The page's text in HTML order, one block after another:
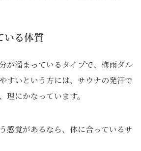
いる体質
が溜まっているタイプで、梅雨ダル
すいという方には、サウナの発汗で
理にかなっています。
感覚があるなら、体に合っているサ